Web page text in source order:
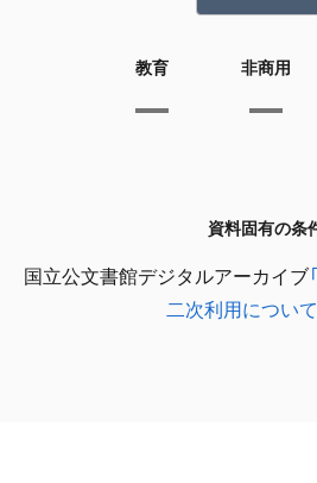
教育 非商用
資料固有の条
国立公文書館デジタルアーカイブ
二次利用について